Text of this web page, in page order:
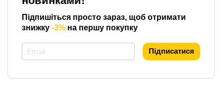
Підпишіться просто зараз, щоб отримати
знижку -3% на першу покупку
Підписатися